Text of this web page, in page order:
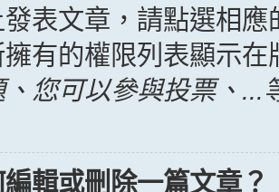
表文章，請點選相
有的權限列表顯示
您可以參與投票、...
輯或刪除一篇文章？